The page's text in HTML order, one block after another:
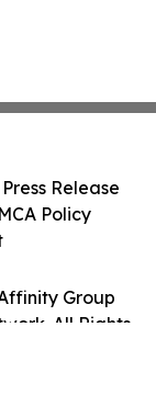
Group
All Rights
Release
Policy